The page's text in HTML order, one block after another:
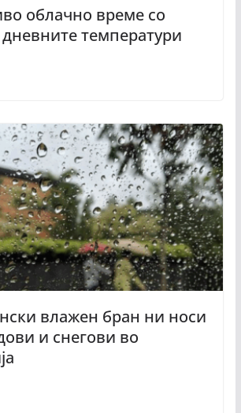
облачно време со
температури
влажен бран ни носи
и снегови во